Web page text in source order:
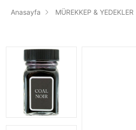
Anasayfa MÜREKKEP & YEDEKLER